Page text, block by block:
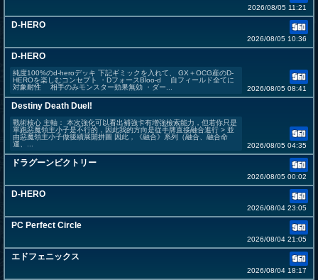
2026/08/05 11:21
D-HERO
2026/08/05 10:36
D-HERO
純度100%のd-heroデッキ 下記ギミックを入れて、 GX＋OCG産のD-
HEROを楽しむコンセプト ・DフォースBloo-d 自フィールド全てに
対象耐性 相手のみモンスター効果無効 ・ダー...
2026/08/05 08:41
Destiny Death Duel!
戰術核心 主軸： 本次強化可以看出補強卡有增強檢索能力，但若你只是
單跑惡魔領主小子是不行的，因此我的方向是從手牌直接融合進行 > 並
由惡魔領主小子做後續展開拼圖 因此，《融合》系列（融合、融合命
運、...
2026/08/05 04:35
ドラグーンビクトリー
2026/08/05 00:02
D-HERO
2026/08/04 23:05
PC Perfect Circle
2026/08/04 21:05
エドフェニックス
2026/08/04 18:17